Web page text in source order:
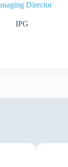
Director
IPG